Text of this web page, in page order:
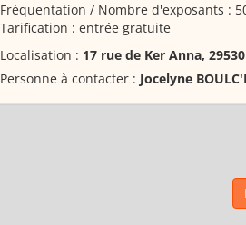
Fréquentation / Nombre d'exposants :
Tarification : entrée gratuite
Localisation : 17 rue de Ker Anna,
Personne à contacter : Jocelyne